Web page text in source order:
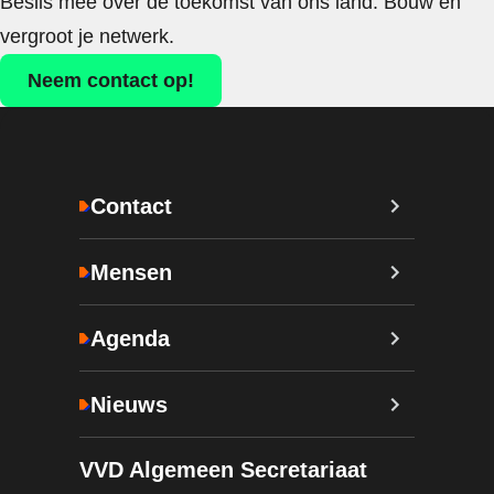
vergroot je netwerk.
Neem contact op!
Contact
Mensen
Agenda
Nieuws
VVD Algemeen Secretariaat